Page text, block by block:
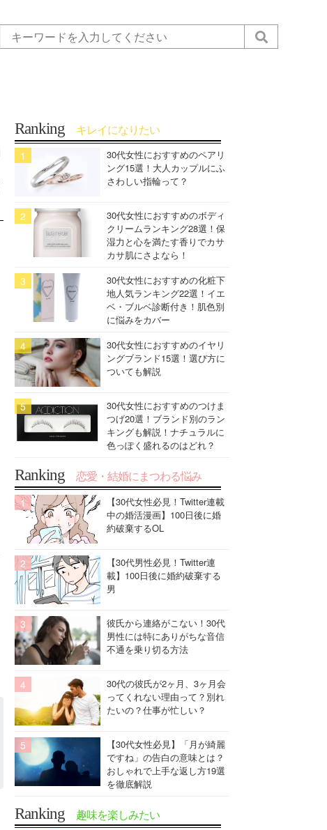
Ranking キレイになりたい
30代女性におすすめのペアリ
ング15選！大人カップルにふ
さわしい指輪って？
30代女性におすすめのボディ
クリームランキング28選！保
湿力と心を満たす香りでカサ
カサ肌にさよなら！
30代女性におすすめの化粧下
地人気ランキング22選！イエ
ベ・ブルベ診断付き！肌色別
に悩みをカバー
30代女性におすすめのイヤリ
ングブランド15選！選び方に
ついても解説
30代女性におすすめのつけま
つげ20選！ブランド別のラン
キングも解説！ナチュラルに
色っぽく盛れるのはどれ？
Ranking 恋愛・結婚にまつわる悩み
【30代女性必見！Twitter連載
中の婚活漫画】100日後に婚
約破棄するOL
【30代男性必見！Twitter連
載】100日後に婚約破棄する
男
彼氏から連絡がこない！30代
男性には特にありがちな音信
不通を乗り切る方法
30代の彼氏が2ヶ月、3ヶ月会
ってくれない理由って？別れ
たいの？仕事が忙しい？
【30代女性必見】「月が綺麗
ですね」の告白の意味とは？
おしゃれで上手な返し方19選
を徹底解説
Ranking 趣味を楽しみたい